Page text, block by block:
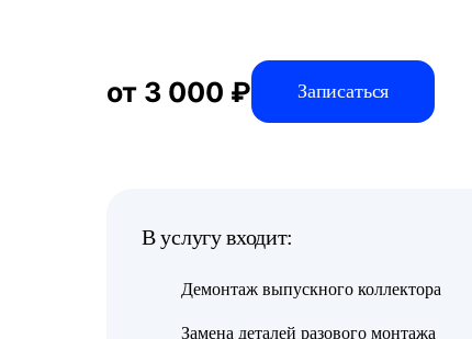
от 3 000 ₽ Записаться
В услугу входит:
Демонтаж выпускного коллектора
Замена деталей разового монтажа